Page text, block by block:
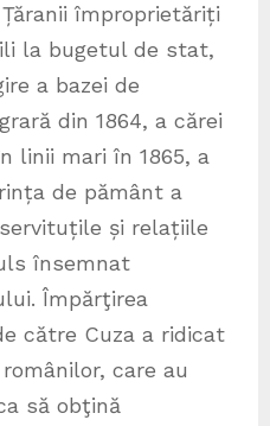
împroprietăriți
la bugetul de stat,
a bazei de
din 1864, a cărei
linii mari în 1865, a
de pământ a
și relațiile
însemnat
Împărţirea
către Cuza a ridicat
care au
să obţină